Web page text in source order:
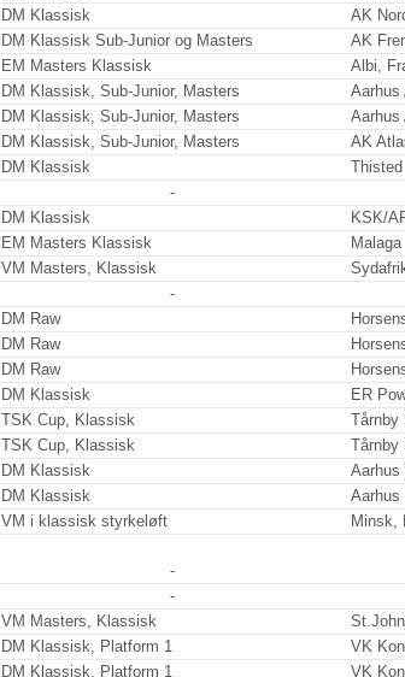
DM Klassisk
AK
DM Klassisk Sub-Junior og Masters
AK
EM Masters Klassisk
Albi,
DM Klassisk, Sub-Junior, Masters
Aarhus
DM Klassisk, Sub-Junior, Masters
Aarhus
DM Klassisk, Sub-Junior, Masters
AK
DM Klassisk
Thisted
-
DM Klassisk
KSK/
EM Masters Klassisk
Malaga
VM Masters, Klassisk
-
DM Raw
DM Raw
DM Raw
DM Klassisk
ER
TSK Cup, Klassisk
Tårnby
TSK Cup, Klassisk
Tårnby
DM Klassisk
Aarhus
DM Klassisk
Aarhus
VM i klassisk styrkeløft
Minsk,
-
-
VM Masters, Klassisk
DM Klassisk, Platform 1
VK
DM Klassisk, Platform 1
VK